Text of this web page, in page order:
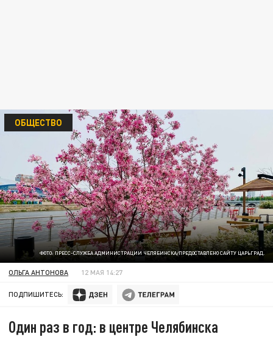
ФОТО: ПРЕСС-СЛУЖБА АДМИНИСТРАЦИИ ЧЕЛЯБИНСКА/ПРЕДОСТАВЛЕНО САЙТУ ЦАРЬГРАД.
ОБЩЕСТВО
ОЛЬГА АНТОНОВА 12 МАЯ 14:27
ПОДПИШИТЕСЬ:
Один раз в год: в центре Челябинска